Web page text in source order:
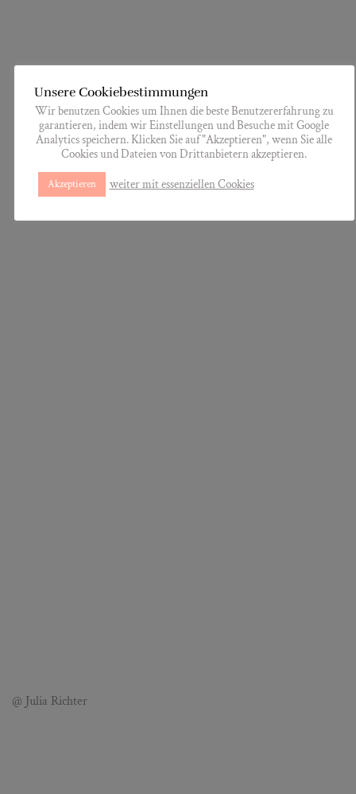
@ Julia Richter
Unsere Cookiebestimmungen
Wir benutzen Cookies um Ihnen die beste Benutzererfahrung zu
garantieren, indem wir Einstellungen und Besuche mit Google
Analytics speichern. Klicken Sie auf "Akzeptieren", wenn Sie alle
Cookies und Dateien von Drittanbietern akzeptieren.
Akzeptieren weiter mit essenziellen Cookies